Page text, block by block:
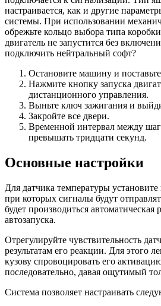
настраивается, как и другие
системы. При использовании
обрежьте кольцо выбора типа
двигатель не запустится без
подключить нейтральный софт?
Остановите машину и
Нажмите кнопку запуска
дистанционного управления.
Выньте ключ зажигания и
Закройте все двери.
Временной интервал между
превышать тридцати секунд.
Основные настройки
Для датчика температуры
при которых сигналы будут
будет производиться автоматическая
автозапуска.
Отрегулируйте чувствительность
результатам его реакции. Для этого
кузову спровоцировать его
последовательно, давая ощутимый
Система позволяет настраивать